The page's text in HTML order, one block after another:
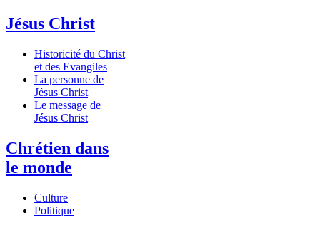
Jésus Christ
Historicité du Christ
et des Evangiles
La personne de
Jésus Christ
Le message de
Jésus Christ
Chrétien dans
le monde
Culture
Politique